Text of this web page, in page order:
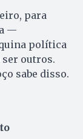
para
—
política
outros.
sabe disso.